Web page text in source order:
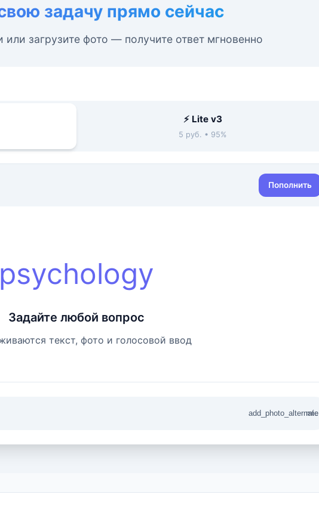
задачу прямо сейчас
или загрузите фото — получите ответ мгновенно
⚡ Lite v3
5 руб. • 95%
Пополнить
psychology
Задайте любой вопрос
текст, фото и голосовой ввод
add_photo_alternate
mic